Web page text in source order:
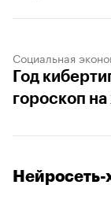
Социальная
Год
гороскоп